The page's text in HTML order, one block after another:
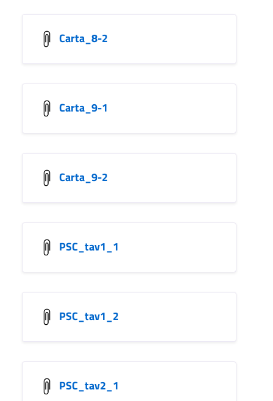
Carta_8-2
Carta_9-1
Carta_9-2
PSC_tav1_1
PSC_tav1_2
PSC_tav2_1